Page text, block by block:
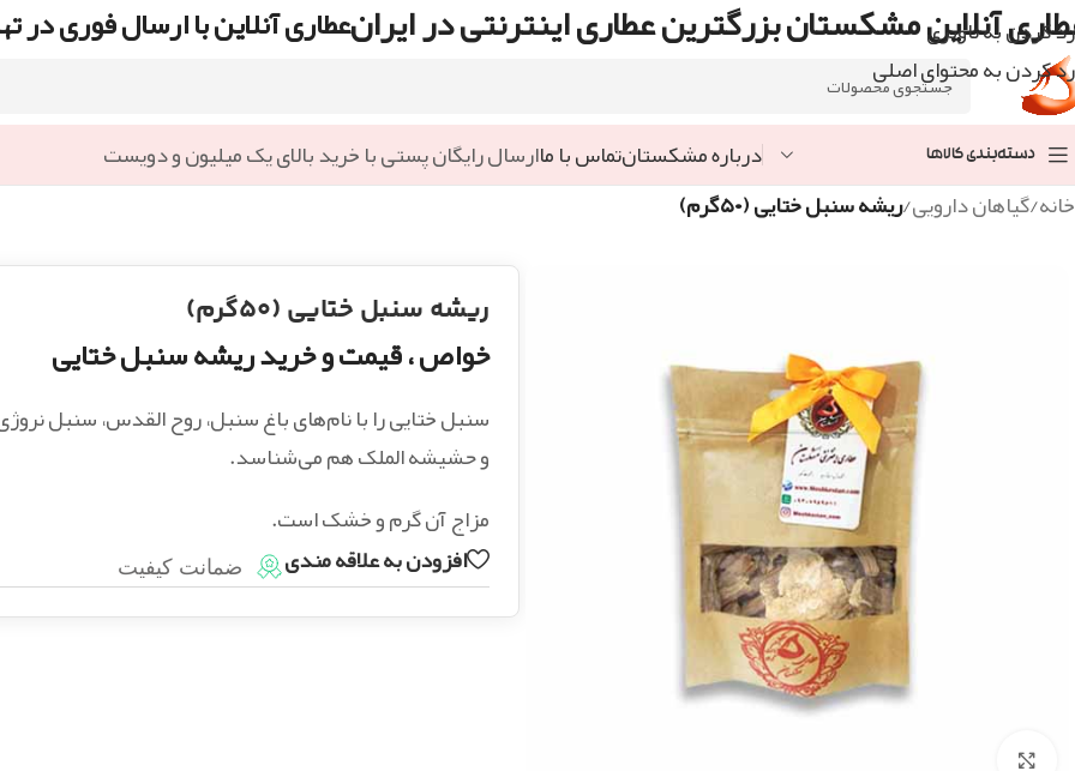
رد کردن به ناوبری
رد کردن به محتوای اصلی
آنلاین مشکستان بزرگترین عطاری اینترنتی در ایرانعطاری آنلاین با ارسال فوری در
دسته‌بندی کالاها درباره مشکستانتماس با ماارسال رایگان پستی با خرید بالای یک میلیون و دویست
خانه/گیاهان دارویی/ریشه سنبل ختایی (۵۰گرم)
ریشه سنبل ختایی (۵۰گرم)
خواص ، قیمت و خرید ریشه سنبل ختایی
سنبل ختایی را با نام‌های باغ سنبل، روح القدس، سنبل
و حشیشه الملک هم می‌شناسد.
مزاج آن گرم و خشک است.
افزودن به علاقه مندی
ضمانت کیفیت